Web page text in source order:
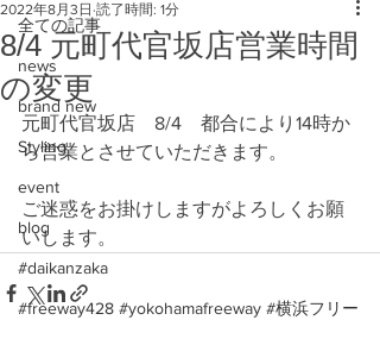
全ての記事
news
brand new
Styling
event
blog
#daikanzaka
#freeway428 #yokohamafreeway #横浜フリー
8/4 元町代官坂店営業時間
の変更
2022年8月3日 読了時間: 1分
元町代官坂店　8/4　都合により14時か
ら営業とさせていただきます。
ご迷惑をお掛けしますがよろしくお願
いします。